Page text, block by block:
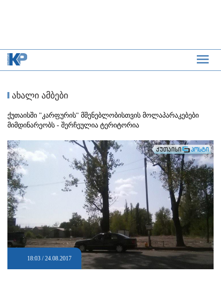
ახალი ამბები
ქუთაისში "კარფურის" მშენებლობისთვის მოლაპარაკებები
მიმდინარეობს - შერჩეულია ტერიტორია
18:03 / 24.08.2017